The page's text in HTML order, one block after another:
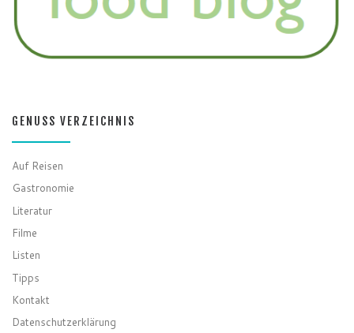
GENUSS VERZEICHNIS
Auf Reisen
Gastronomie
Literatur
Filme
Listen
Tipps
Kontakt
Datenschutzerklärung